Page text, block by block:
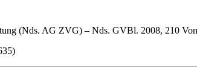
(Nds. AG ZVG) – Nds. GVBl. 2008, 210